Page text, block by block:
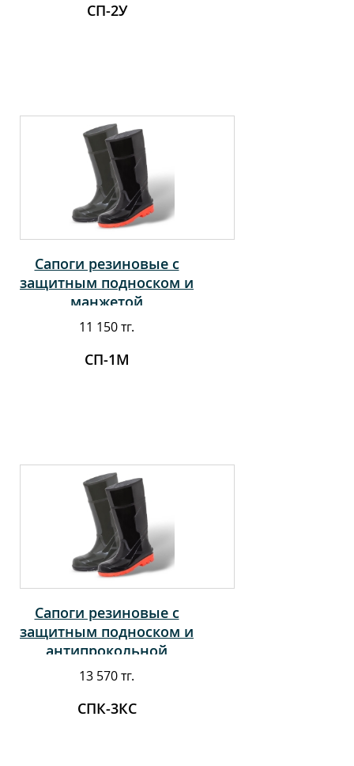
СП-2У
Сапоги резиновые с
защитным подноском и
манжетой
11 150 тг.
СП-1М
Сапоги резиновые с
защитным подноском и
антипрокольной
стелькой
13 570 тг.
СПК-3КС